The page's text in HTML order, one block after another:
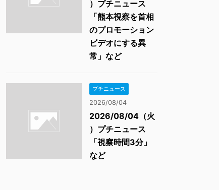
）プチニュース
「熊本視察を首相
のプロモーション
ビデオにする異
常」など
プチニュース
2026/08/04
2026/08/04（火
）プチニュース
「視察時間3分」
など